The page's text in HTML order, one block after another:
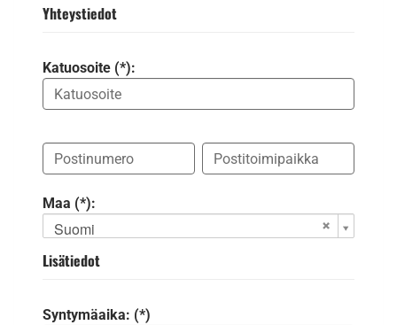
Yhteystiedot
Katuosoite (*):
Maa (*):
Suomi
Lisätiedot
Syntymäaika: (*)